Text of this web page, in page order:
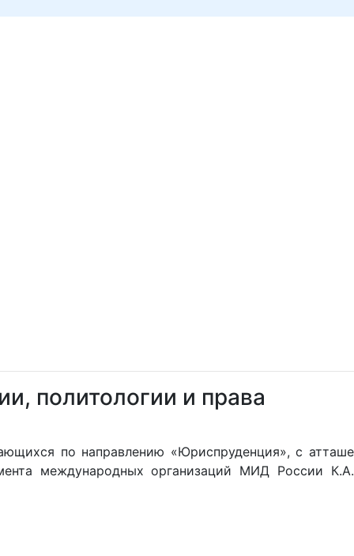
политологии и права
по направлению «Юриспруденция», с атташе
международных организаций МИД России К.А.